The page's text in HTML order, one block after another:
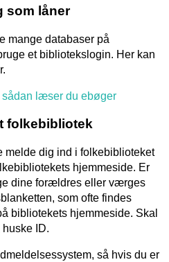
som låner
mange databaser på
et bibliotekslogin. Her kan
læser du ebøger
folkebibliotek
melde dig ind i folkebiblioteket
hjemmeside. Er
dine forældres eller værges
som ofte findes
bibliotekets hjemmeside. Skal
ID.
så hvis du er